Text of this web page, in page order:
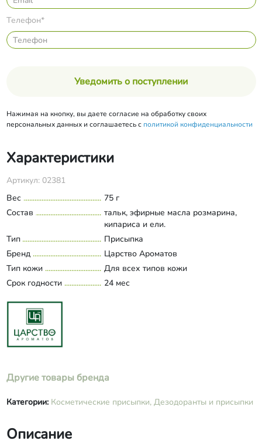
Телефон*
Уведомить о поступлении
Нажимая на кнопку, вы даете согласие на обработку своих
персональных данных и соглашаетесь с политикой конфиденциальности
Характеристики
Артикул: 02381
Вес
75 г
Состав
тальк, эфирные масла розмарина,
кипариса и ели.
Тип
Присыпка
Бренд
Царство Ароматов
Тип кожи
Для всех типов кожи
Срок годности
24 мес
Другие товары бренда
Категории: Косметические присыпки, Дезодоранты и присыпки
Описание